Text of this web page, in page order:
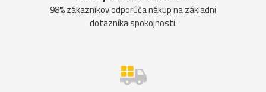
98% zákazníkov odporúča nákup na základni
dotazníka spokojnosti.